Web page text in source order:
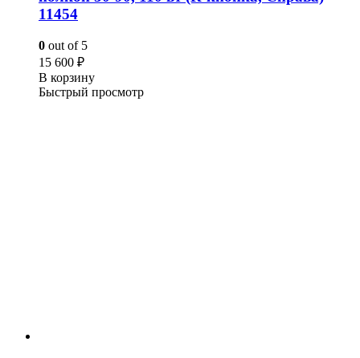
11454
0 out of 5
15 600 ₽
В корзину
Быстрый просмотр